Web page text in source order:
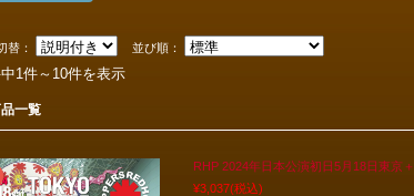
替： 並び順：
1件～10件を表示
一覧
RHP 2024年日本公演初日5月18日東京
¥3,037(税込)